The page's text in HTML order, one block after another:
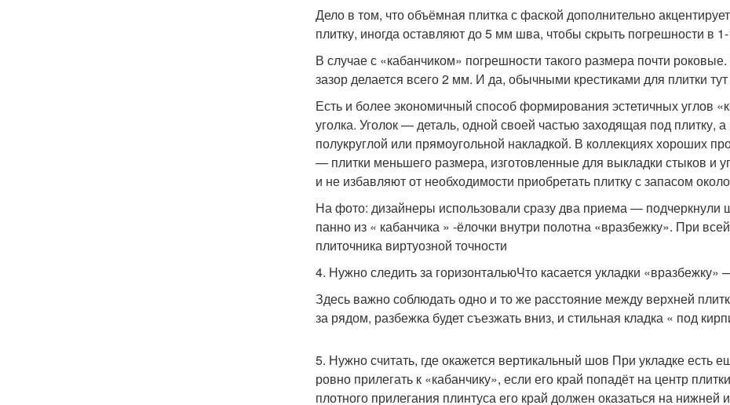
Дело в том, что объёмная плитка с фаской дополнительно
плитку, иногда оставляют до 5 мм шва, чтобы скрыть погрешности в
В случае с «кабанчиком» погрешности такого размера почти
зазор делается всего 2 мм. И да, обычными крестиками для плитки
Есть и более экономичный способ формирования эстетичных углов
уголка. Уголок — деталь, одной своей частью заходящая под
полукруглой или прямоугольной накладкой. В коллекциях хороших
— плитки меньшего размера, изготовленные для выкладки стыков и
и не избавляют от необходимости приобретать плитку с запасом
На фото: дизайнеры использовали сразу два приема — подчеркнули
панно из « кабанчика » -ёлочки внутри полотна «вразбежку». При
плиточника виртуозной точности
4. Нужно следить за горизонтальюЧто касается укладки «вразбежку»
Здесь важно соблюдать одно и то же расстояние между верхней
за рядом, разбежка будет съезжать вниз, и стильная кладка « под
5. Нужно считать, где окажется вертикальный шов При укладке есть
ровно прилегать к «кабанчику», если его край попадёт на центр
плотного прилегания плинтуса его край должен оказаться на нижней